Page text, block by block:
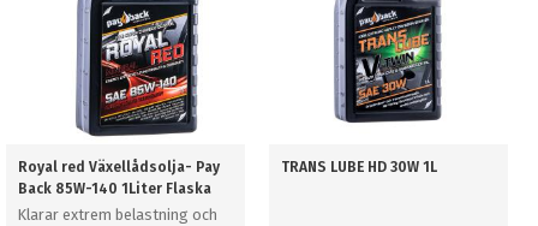
Royal red Växellådsolja- Pay
Back 85W-140 1Liter Flaska
Klarar extrem belastning och
TRANS LUBE HD 30W 1L